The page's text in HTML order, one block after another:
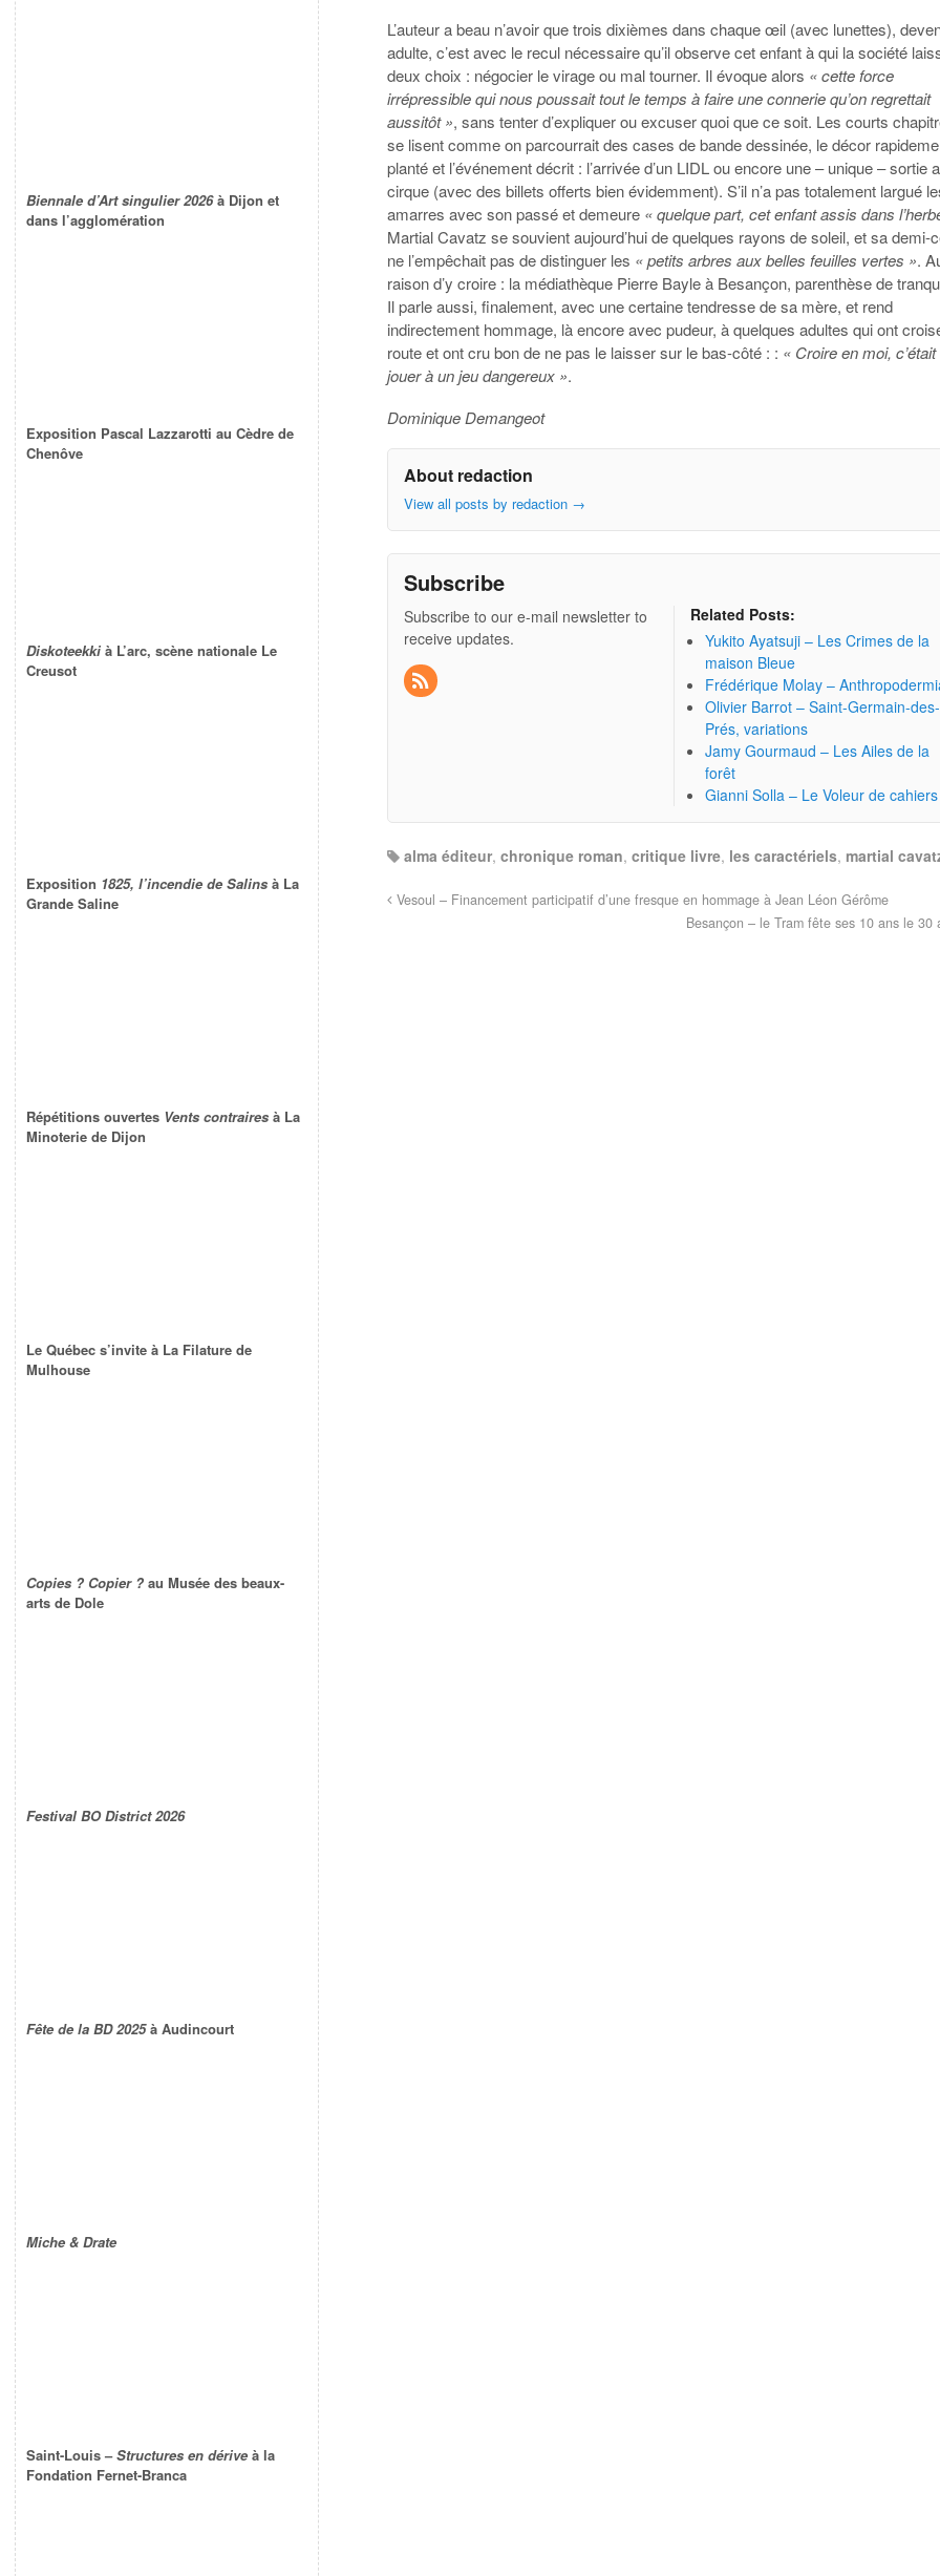
L’auteur a beau n’avoir que trois dixièmes dans chaque œil (avec lunettes),
adulte, c’est avec le recul nécessaire qu’il observe cet enfant à qui la société
deux choix : négocier le virage ou mal tourner. Il évoque alors « cette force
irrépressible qui nous poussait tout le temps à faire une connerie qu’on regrettait
aussitôt », sans tenter d’expliquer ou excuser quoi que ce soit. Les courts
se lisent comme on parcourrait des cases de bande dessinée, le décor
planté et l’événement décrit : l’arrivée d’un LIDL ou encore une – unique – sortie
cirque (avec des billets offerts bien évidemment). S’il n’a pas totalement largué
amarres avec son passé et demeure « quelque part, cet enfant assis dans
Martial Cavatz se souvient aujourd’hui de quelques rayons de soleil, et sa demi-
ne l’empêchait pas de distinguer les « petits arbres aux belles feuilles vertes ».
raison d’y croire : la médiathèque Pierre Bayle à Besançon, parenthèse de
Il parle aussi, finalement, avec une certaine tendresse de sa mère, et rend
indirectement hommage, là encore avec pudeur, à quelques adultes qui ont
route et ont cru bon de ne pas le laisser sur le bas-côté : : « Croire en moi, c’était
jouer à un jeu dangereux ».
Dominique Demangeot
About redaction
View all posts by redaction →
Subscribe
Subscribe to our e-mail newsletter to
receive updates.
Related Posts:
Yukito Ayatsuji – Les Crimes de la
maison Bleue
Frédérique Molay –
Olivier Barrot – Saint-Germain-des-
Prés, variations
Jamy Gourmaud – Les Ailes de la
forêt
Gianni Solla – Le Voleur de cahiers
alma éditeur,chronique roman,critique livre, les caractériels, martial
Vesoul – Financement participatif d’une fresque en hommage à Jean Léon Gérôme
Besançon – le Tram fête ses 10 ans le 30
Biennale d’Art singulier 2026à Dijon et
dans l’agglomération
Exposition Pascal Lazzarotti au Cèdre de
Chenôve
Diskoteekki à L’arc, scène nationale Le
Creusot
Exposition 1825, l’incendie de Salins à La
Grande Saline
Répétitions ouvertes Vents contraires à La
Minoterie de Dijon
Le Québec s’invite à La Filature de
Mulhouse
Copies ? Copier ? au Musée des beaux-
arts de Dole
Festival BO District 2026
Fête de la BD 2025à Audincourt
Miche & Drate
Saint-Louis –Structures en dérive à la
Fondation Fernet-Branca